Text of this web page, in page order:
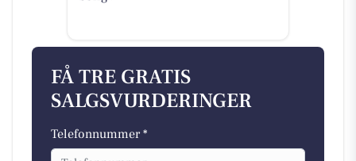
FÅ TRE GRATIS
SALGSVURDERINGER
Telefonnummer *